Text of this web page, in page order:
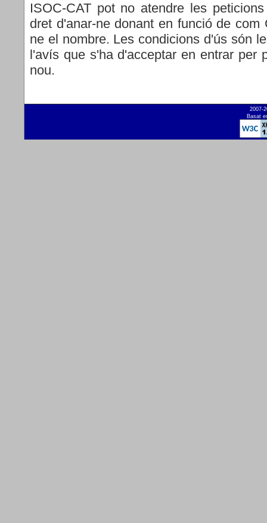
ISOC-CAT pot no atendre les
dret d'anar-ne donant en funció de com
ne el nombre. Les condicions d'ús són
l'avís que s'ha d'acceptar en entrar per
nou.
2007-
Basat